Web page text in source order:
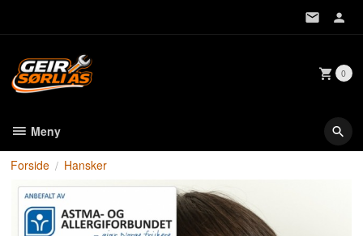
0
Meny
Forside Hansker